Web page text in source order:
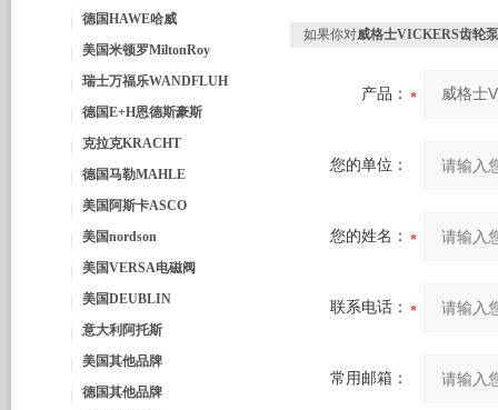
德国HAWE哈威
美国米顿罗MiltonRoy
瑞士万福乐WANDFLUH
德国E+H恩德斯豪斯
克拉克KRACHT
德国马勒MAHLE
美国阿斯卡ASCO
美国nordson
美国VERSA电磁阀
美国DEUBLIN
意大利阿托斯
美国其他品牌
德国其他品牌
如果你对威格士VICKERS齿轮
产品：
您的单位：
您的姓名：
联系电话：
常用邮箱：